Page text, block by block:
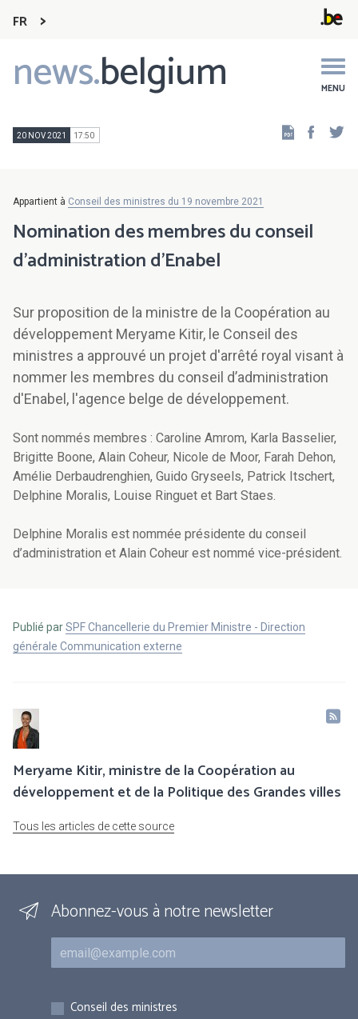
FR
news.belgium MENU
Main
navigation
20 NOV 2021 17:50
Appartient à Conseil des ministres du 19 novembre 2021
Nomination des membres du conseil
d’administration d'Enabel
Sur proposition de la ministre de la Coopération au
développement Meryame Kitir, le Conseil des
ministres a approuvé un projet d'arrêté royal visant à
nommer les membres du conseil d’administration
d'Enabel, l'agence belge de développement.
Sont nommés membres : Caroline Amrom, Karla Basselier,
Brigitte Boone, Alain Coheur, Nicole de Moor, Farah Dehon,
Amélie Derbaudrenghien, Guido Gryseels, Patrick Itschert,
Delphine Moralis, Louise Ringuet et Bart Staes.
Delphine Moralis est nommée présidente du conseil
d’administration et Alain Coheur est nommé vice-président.
Publié parSPF Chancellerie du Premier Ministre - Direction
générale Communication externe
Meryame Kitir, ministre de la Coopération au
développement et de la Politique des Grandes villes
Tous les articles de cette source
Abonnez-vous à notre newsletter
Courriel
Inscriptions
Conseil des ministres